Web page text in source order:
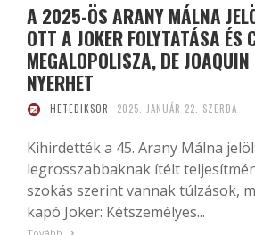
A 2025-ÖS ARANY MÁLNA
OTT A JOKER FOLYTATÁSA ÉS
MEGALOPOLISZA, DE
NYERHET
HETEDIKSOR 2025. JANUÁR 22. SZERDA
Kihirdették a 45. Arany Málna
legrosszabbaknak ítélt
szokás szerint vannak túlzások,
kapó Joker: Kétszemélyes...